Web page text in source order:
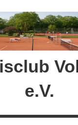
e.V.